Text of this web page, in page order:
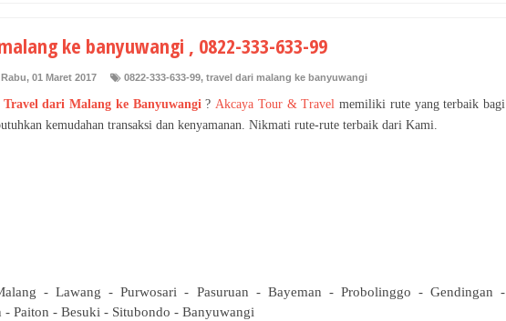
ke banyuwangi , 0822-333-633-99
Rabu, 01 Maret 2017 0822-333-633-99, travel dari malang ke banyuwangi
Travel dari Malang ke Banyuwangi ? Akcaya Tour & Travel memiliki rute yang terbaik bagi
kemudahan transaksi dan kenyamanan. Nikmati rute-rute terbaik dari Kami.
- Lawang - Purwosari - Pasuruan - Bayeman - Probolinggo - Gendingan -
- Paiton - Besuki - Situbondo - Banyuwangi